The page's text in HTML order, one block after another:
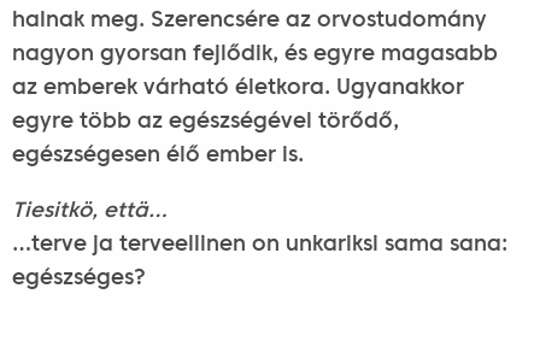
halnak meg. Szerencsére az orvostudomány
nagyon gyorsan fejlődik, és egyre magasabb
az emberek várható életkora. Ugyanakkor
egyre több az egészségével törődő,
egészségesen élő ember is.
Tiesitkö, että…
…terve ja terveellinen on unkariksi sama sana:
egészséges?